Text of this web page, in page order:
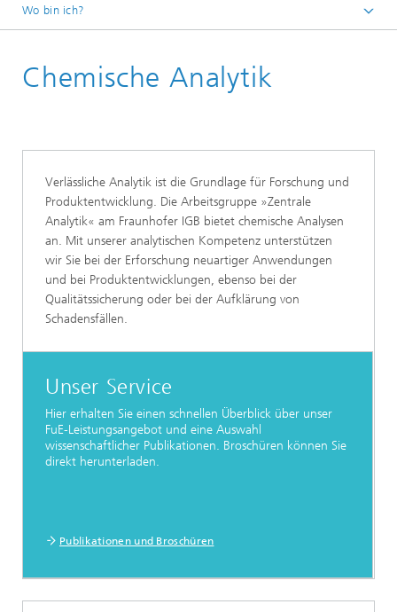
Wo bin ich?
Analytik / Prüfung
Chemische Analytik
Verlässliche Analytik ist die Grundlage für Forschung und
Produktentwicklung. Die Arbeitsgruppe »Zentrale
Analytik« am Fraunhofer IGB bietet chemische Analysen
an. Mit unserer analytischen Kompetenz unterstützen
wir Sie bei der Erforschung neuartiger Anwendungen
und bei Produktentwicklungen, ebenso bei der
Qualitätssicherung oder bei der Aufklärung von
Schadensfällen.
Unser Service
Hier erhalten Sie einen schnellen Überblick über unser
FuE-Leistungsangebot und eine Auswahl
wissenschaftlicher Publikationen. Broschüren können Sie
direkt herunterladen.
Publikationen und Broschüren